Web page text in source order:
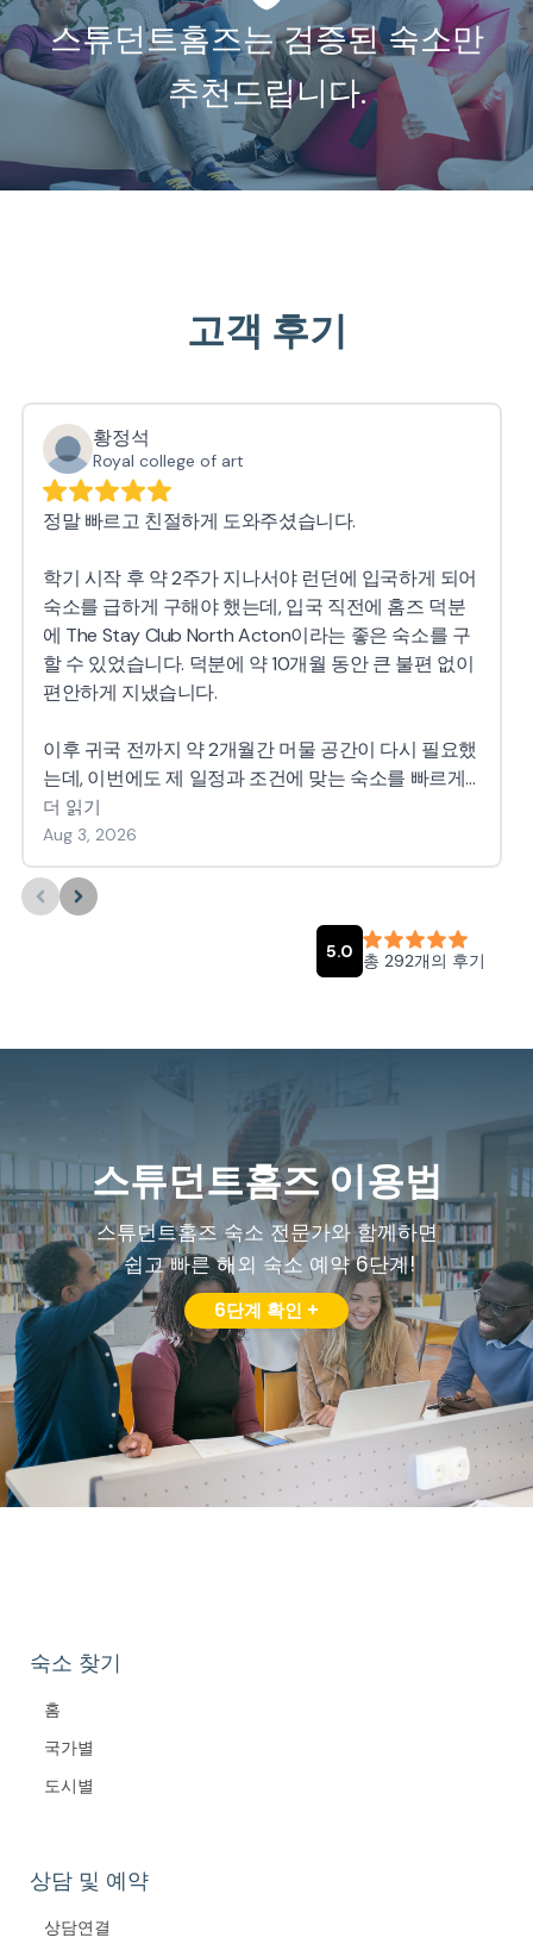
스튜던트홈즈는 검증된 숙소만
추천드립니다.
고객 후기
스튜던트홈즈 이용법
스튜던트홈즈 숙소 전문가와 함께하면
쉽고 빠른 해외 숙소 예약 6단계!
6단계 확인 +
숙소 찾기
홈
국가별
도시별
상담 및 예약
상담연결